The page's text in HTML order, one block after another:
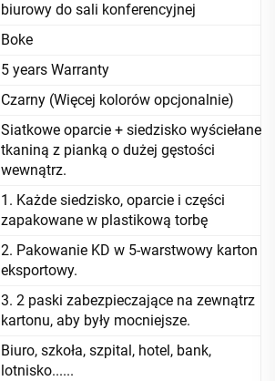
biurowy do sali konferencyjnej
Boke
5 years Warranty
Czarny (Więcej kolorów opcjonalnie)
Siatkowe oparcie + siedzisko wyściełane
tkaniną z pianką o dużej gęstości
wewnątrz.
1. Każde siedzisko, oparcie i części
zapakowane w plastikową torbę
2. Pakowanie KD w 5-warstwowy karton
eksportowy.
3. 2 paski zabezpieczające na zewnątrz
kartonu, aby były mocniejsze.
Biuro, szkoła, szpital, hotel, bank,
lotnisko......